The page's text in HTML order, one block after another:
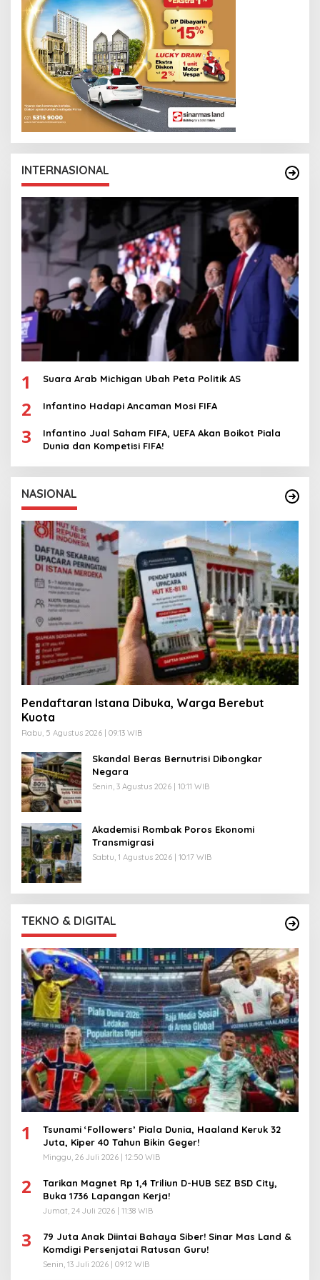
INTERNASIONAL
1 Suara Arab Michigan Ubah Peta Politik AS
2 Infantino Hadapi Ancaman Mosi FIFA
3
Infantino Jual Saham FIFA, UEFA Akan Boikot Piala
Dunia dan Kompetisi FIFA!
NASIONAL
Pendaftaran Istana Dibuka, Warga Berebut
Kuota
Rabu, 5 Agustus 2026 | 09:13 WIB
Skandal Beras Bernutrisi Dibongkar
Negara
Senin, 3 Agustus 2026 | 10:11 WIB
Akademisi Rombak Poros Ekonomi
Transmigrasi
Sabtu, 1 Agustus 2026 | 10:17 WIB
TEKNO & DIGITAL
1
Tsunami ‘Followers’ Piala Dunia, Haaland Keruk 32
Juta, Kiper 40 Tahun Bikin Geger!
Minggu, 26 Juli 2026 | 12:50 WIB
2
Tarikan Magnet Rp 1,4 Triliun D-HUB SEZ BSD City,
Buka 1736 Lapangan Kerja!
Jumat, 24 Juli 2026 | 11:38 WIB
3
79 Juta Anak Diintai Bahaya Siber! Sinar Mas Land &
Komdigi Persenjatai Ratusan Guru!
Senin, 13 Juli 2026 | 09:12 WIB